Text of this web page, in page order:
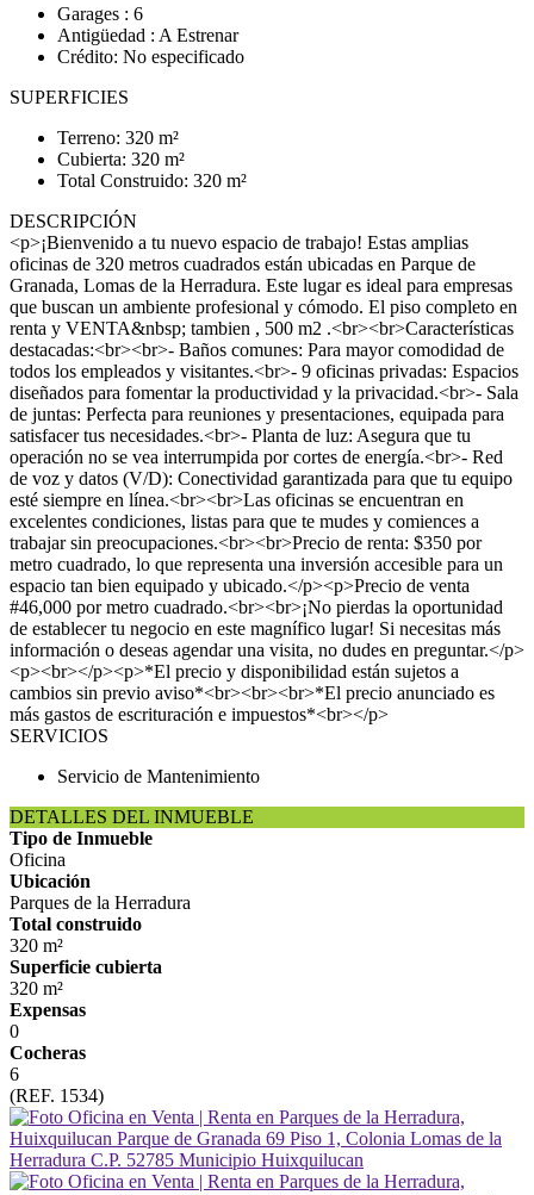
Garages : 6
Antigüedad : A Estrenar
Crédito: No especificado
SUPERFICIES
Terreno: 320 m²
Cubierta: 320 m²
Total Construido: 320 m²
DESCRIPCIÓN
<p>¡Bienvenido a tu nuevo espacio de trabajo! Estas amplias
oficinas de 320 metros cuadrados están ubicadas en Parque de
Granada, Lomas de la Herradura. Este lugar es ideal para empresas
que buscan un ambiente profesional y cómodo. El piso completo en
renta y VENTA&nbsp; tambien , 500 m2 .<br><br>Características
destacadas:<br><br>- Baños comunes: Para mayor comodidad de
todos los empleados y visitantes.<br>- 9 oficinas privadas: Espacios
diseñados para fomentar la productividad y la privacidad.<br>- Sala
de juntas: Perfecta para reuniones y presentaciones, equipada para
satisfacer tus necesidades.<br>- Planta de luz: Asegura que tu
operación no se vea interrumpida por cortes de energía.<br>- Red
de voz y datos (V/D): Conectividad garantizada para que tu equipo
esté siempre en línea.<br><br>Las oficinas se encuentran en
excelentes condiciones, listas para que te mudes y comiences a
trabajar sin preocupaciones.<br><br>Precio de renta: $350 por
metro cuadrado, lo que representa una inversión accesible para un
espacio tan bien equipado y ubicado.</p><p>Precio de venta
#46,000 por metro cuadrado.<br><br>¡No pierdas la oportunidad
de establecer tu negocio en este magnífico lugar! Si necesitas más
información o deseas agendar una visita, no dudes en preguntar.</p>
<p><br></p><p>*El precio y disponibilidad están sujetos a
cambios sin previo aviso*<br><br><br>*El precio anunciado es
más gastos de escrituración e impuestos*<br></p>
SERVICIOS
Servicio de Mantenimiento
DETALLES DEL INMUEBLE
Tipo de Inmueble
Oficina
Ubicación
Parques de la Herradura
Total construido
320 m²
Superficie cubierta
320 m²
Expensas
0
Cocheras
6
(REF. 1534)